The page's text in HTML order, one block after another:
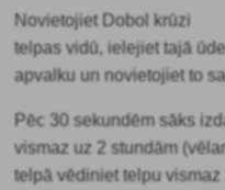
Novietojiet Dobol krūzi
telpas vidū, ielejiet tajā
apvalku un novietojiet to
Pēc 30 sekundēm sāks
vismaz uz 2 stundām
telpā vēdiniet telpu vismaz